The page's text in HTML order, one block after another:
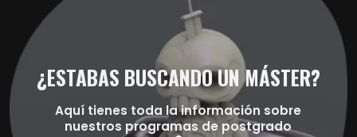
¿ESTABAS BUSCANDO UN MÁSTER?
Aquí tienes toda la información sobre
nuestros programas de postgrado